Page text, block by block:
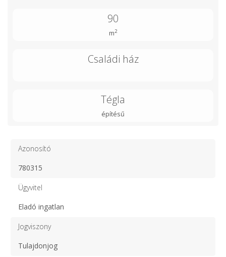
90
m2
Családi ház
Tégla
építésű
Azonosító
780315
Ügyvitel
Eladó ingatlan
Jogviszony
Tulajdonjog